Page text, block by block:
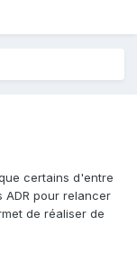
certains d'entre
pour relancer
de réaliser de